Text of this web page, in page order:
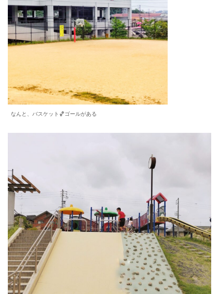
なんと、バスケット🏀ゴールがある